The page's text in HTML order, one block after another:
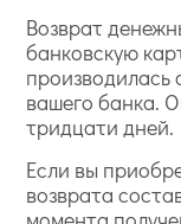
Возврат
банковскую
производилась
вашего банка.
тридцати дней.
Если вы
возврата